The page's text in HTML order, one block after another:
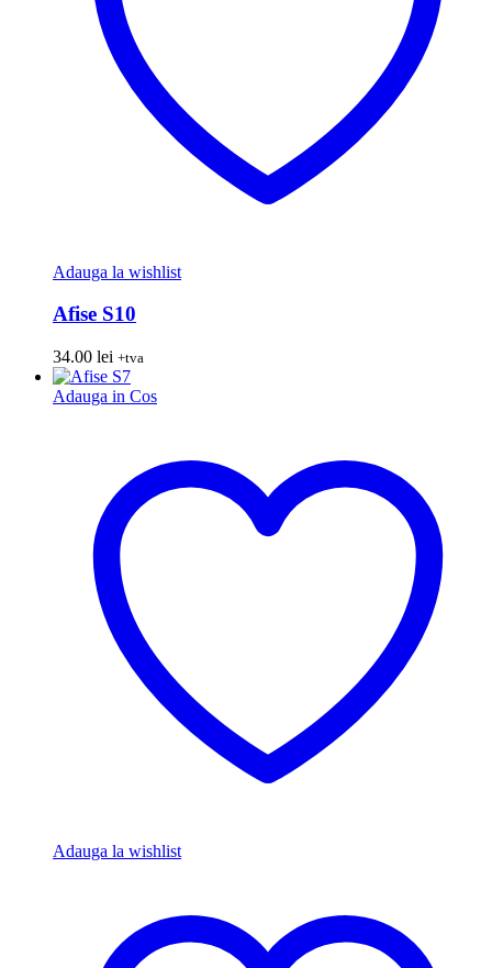
Adauga la wishlist
Afise S10
34.00 lei +tva
Adauga in Cos
Adauga la wishlist